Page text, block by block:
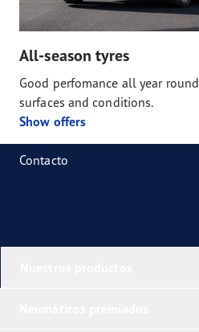
All-season tyres
Good perfomance all year
surfaces and conditions.
Show offers
Contacto